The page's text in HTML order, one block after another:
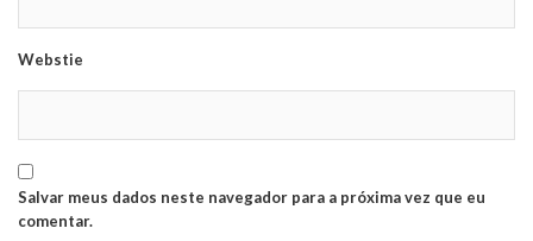
Webstie
Salvar meus dados neste navegador para a próxima vez que eu
comentar.